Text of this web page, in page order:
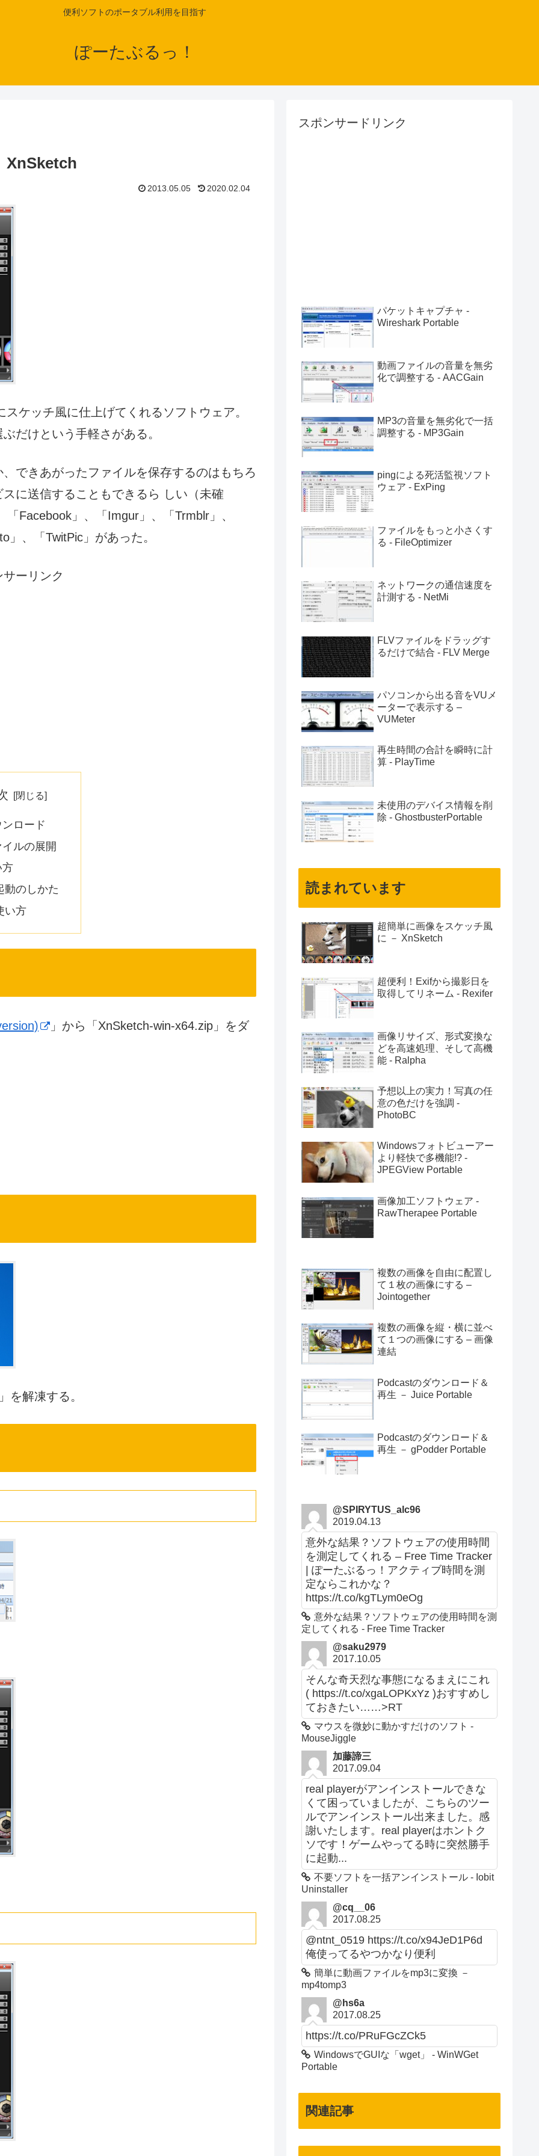
便利ソフトのポータブル利用を目指す
ぽーたぶるっ！
XnSketch
2013.05.05 2020.02.04
ケッチ風に仕上げてくれるソフトウェア。
だけという手軽さがある。
できあがったファイルを保存するのはもちろ
に送信することもできるら しい（未確
Facebook」、「Imgur」、「Trmblr」、
、「TwitPic」があった。
サーリンク
ロード
ルの展開
方
動のしかた
い方
」から「XnSketch-win-x64.zip」をダ
を解凍する。
スポンサードリンク
パケットキャプチャ -
Wireshark Portable
動画ファイルの音量を無劣
化で調整する - AACGain
MP3の音量を無劣化で一括
調整する - MP3Gain
pingによる死活監視ソフト
ウェア - ExPing
ファイルをもっと小さくす
る - FileOptimizer
ネットワークの通信速度を
計測する - NetMi
FLVファイルをドラッグす
るだけで結合 - FLV Merge
パソコンから出る音をVUメ
ーターで表示する –
VUMeter
再生時間の合計を瞬時に計
算 - PlayTime
未使用のデバイス情報を削
除 - GhostbusterPortable
読まれています
超簡単に画像をスケッチ風
に － XnSketch
超便利！Exifから撮影日を
取得してリネーム - Rexifer
画像リサイズ、形式変換な
どを高速処理、そして高機
能 - Ralpha
予想以上の実力！写真の任
意の色だけを強調 -
PhotoBC
Windowsフォトビューアー
より軽快で多機能!? -
JPEGView Portable
画像加工ソフトウェア -
RawTherapee Portable
複数の画像を自由に配置し
て１枚の画像にする –
Jointogether
複数の画像を縦・横に並べ
て１つの画像にする – 画像
連結
Podcastのダウンロード＆
再生 － Juice Portable
Podcastのダウンロード＆
再生 － gPodder Portable
@SPIRYTUS_alc96
2019.04.13
意外な結果？ソフトウェアの使用時間
を測定してくれる – Free Time Tracker
| ぽーたぶるっ！アクティブ時間を測
定ならこれかな？
https://t.co/kgTLym0eOg
意外な結果？ソフトウェアの使用時間を測
定してくれる - Free Time Tracker
@saku2979
2017.10.05
そんな奇天烈な事態になるまえにこれ
( https://t.co/xgaLOPKxYz )おすすめし
ておきたい……>RT
マウスを微妙に動かすだけのソフト -
MouseJiggle
加藤諦三
2017.09.04
real playerがアンインストールできな
くて困っていましたが、こちらのツー
ルでアンインストール出来ました。感
謝いたします。real playerはホントク
ソです！ゲームやってる時に突然勝手
に起動...
不要ソフトを一括アンインストール - Iobit
Uninstaller
@cq__06
2017.08.25
@ntnt_0519 https://t.co/x94JeD1P6d
俺使ってるやつかなり便利
簡単に動画ファイルをmp3に変換 －
mp4tomp3
@hs6a
2017.08.25
https://t.co/PRuFGcZCk5
WindowsでGUIな「wget」 - WinWGet
Portable
関連記事